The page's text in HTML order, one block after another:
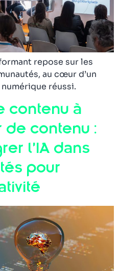
repose sur les
au cœur d’un
réussi.
contenu à
de contenu :
l’IA dans
pour